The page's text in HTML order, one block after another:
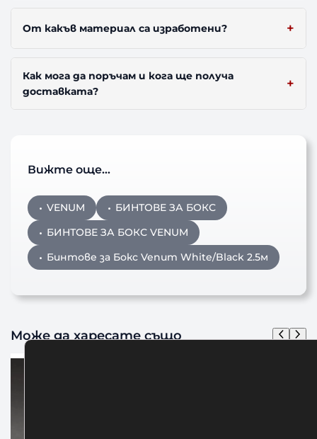
От какъв материал са изработени?
Как мога да поръчам и кога ще получа
доставката?
Вижте още…
VENUM
БИНТОВЕ ЗА БОКС
БИНТОВЕ ЗА БОКС VENUM
Бинтове за Бокс Venum White/Black 2.5м
Може да харесате също